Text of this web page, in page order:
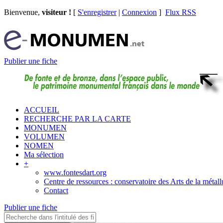
Bienvenue, visiteur ! [ S'enregistrer| Connexion ] Flux RSS
Publier une fiche
ACCUEIL
RECHERCHE PAR LA CARTE
MONUMEN
VOLUMEN
NOMEN
Ma sélection
+
www.fontesdart.org
Centre de ressources : conservatoire des Arts de la
Contact
Publier une fiche